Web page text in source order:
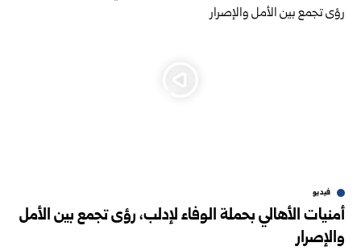
فيديو
أمنيات الأهالي بحملة الوفاء لإدلب، رؤى تجمع بين الأمل
والإصرار